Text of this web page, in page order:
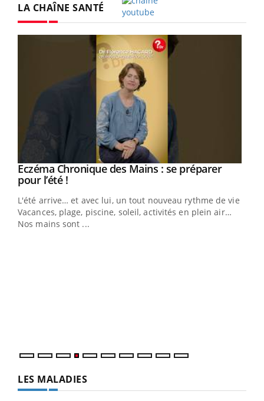
LA CHAÎNE SANTÉ
Youtube
Eczéma Chronique des Mains : se préparer
pour l’été !Youtube
L'été arrive… et avec lui, un tout nouveau rythme de vie !
Vacances, plage, piscine, soleil, activités en plein air…
Nos mains sont ...
LES MALADIES